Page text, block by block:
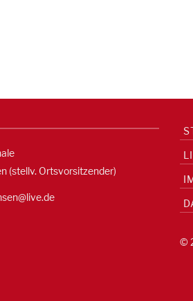
(stellv. Ortsvorsitzender)
©